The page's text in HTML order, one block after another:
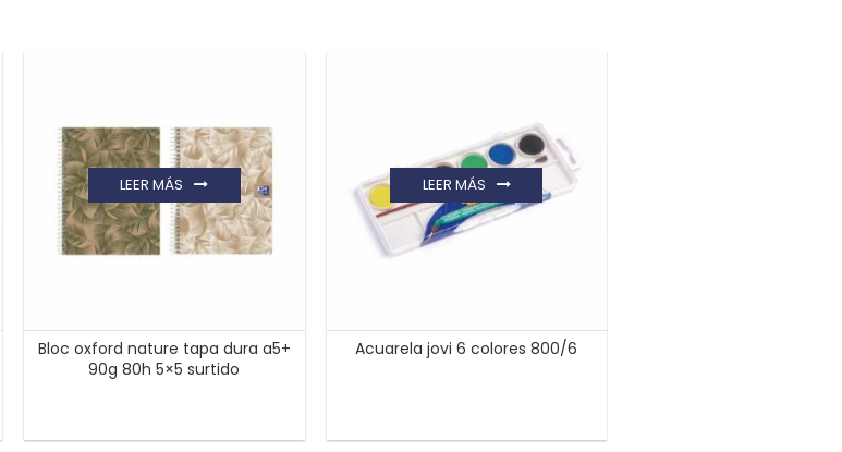
Bloc oxford nature tapa dura a5+
90g 80h 5×5 surtido
LEER MÁS
Acuarela jovi 6 colores 800/6
LEER MÁS